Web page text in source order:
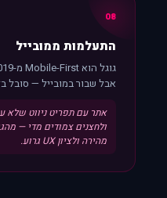
08
התעלמות ממובייל
אבל שבור במובייל — סובל
אתר עם תפריט ניווט שלא
ולחצנים צמודים מדי —
מהירה ולציון UX גרוע.